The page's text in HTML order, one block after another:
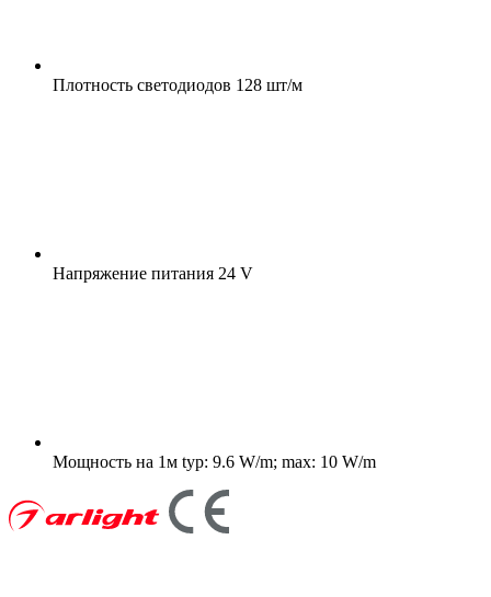
Плотность светодиодов 128 шт/м
Напряжение питания 24 V
Мощность на 1м typ: 9.6 W/m; max: 10 W/m